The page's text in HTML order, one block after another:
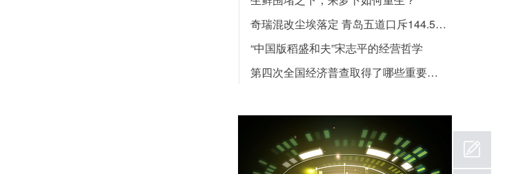
奇瑞混改尘埃落定 青岛五道口斥144.5亿胜出
“中国版稻盛和夫”宋志平的经营哲学
第四次全国经济普查取得了哪些重要成果？